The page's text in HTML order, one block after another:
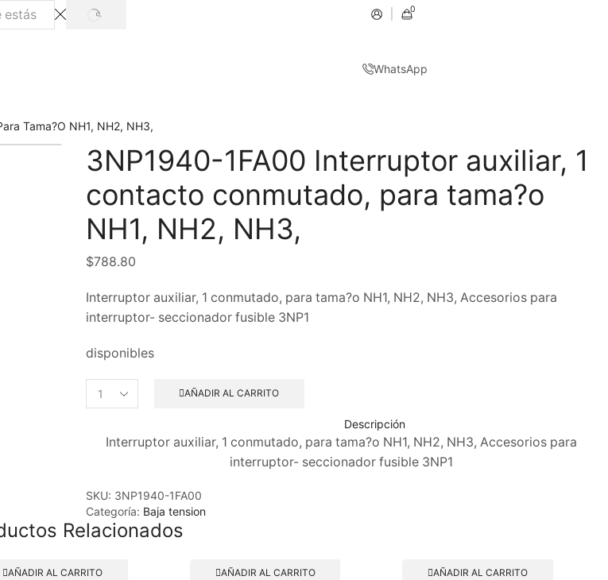
0
WhatsApp
Tama?o NH1, NH2, NH3,
3NP1940-1FA00 Interruptor auxiliar, 1
contacto conmutado, para tama?o
NH1, NH2, NH3,
$788.80
Interruptor auxiliar, 1 conmutado, para tama?o NH1, NH2, NH3, Accesorios para
interruptor- seccionador fusible 3NP1
disponibles
AÑADIR AL CARRITO
Descripción
Interruptor auxiliar, 1 conmutado, para tama?o NH1, NH2, NH3, Accesorios para
interruptor- seccionador fusible 3NP1
SKU: 3NP1940-1FA00
Categoría: Baja tension
Relacionados
AÑADIR AL CARRITO AÑADIR AL CARRITO AÑADIR AL CARRITO